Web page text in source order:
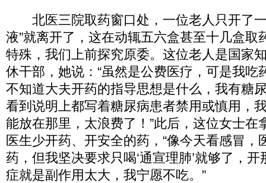
北医三院取药窗口处，一位老人只开了一
液”就离开了，这在动辄五六盒甚至十几盒取
特殊，我们上前探究原委。这位老人是国家
休干部，她说：“虽然是公费医疗，可是我吃
不知道大夫开药的指导思想是什么，我有糖
看到说明上都写着糖尿病患者禁用或慎用，
能放在那里，太浪费了！”此后，这位女士在
医生少开药、开安全的药，“像今天看感冒，
药，但我坚决要求只喝‘通宣理肺’就够了，
症就是副作用太大，我宁愿不吃。”